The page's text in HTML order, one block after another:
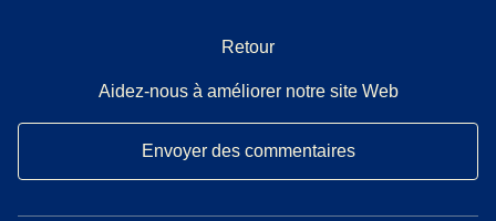
Retour
Aidez-nous à améliorer notre site Web
Envoyer des commentaires